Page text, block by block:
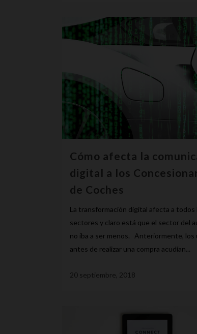
Cómo afecta la
digital a los
de Coches
La transformación digital afecta a todos
sectores y claro está que el sector del
no iba a ser menos. Anteriormente, los
antes de realizar una compra acudían...
20 septiembre, 2018